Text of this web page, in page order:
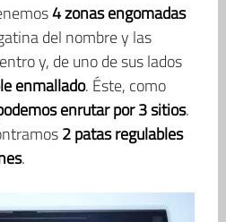
4 zonas engomadas
del nombre y las
y, de uno de sus lados
enmallado. Éste, como
enrutar por 3 sitios.
2 patas regulables
.